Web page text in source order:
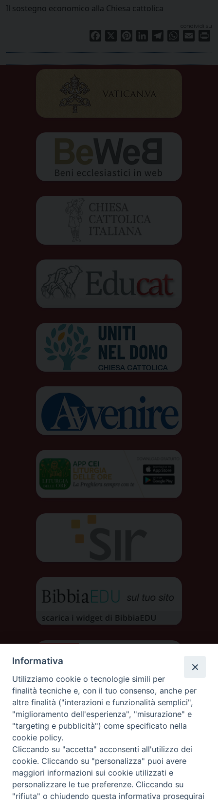
Il sostegno economico alla Chiesa cattolica
condividi su
Facebook PinterestLinkedInTelegramWhatsApp
Email
DIOCESI DI AOSTA
DIOCÈSE D'AOSTE
Rue Mgr de Sales 3/A 11100 Aosta
Informativa
Utilizziamo cookie o tecnologie simili per
finalità tecniche e, con il tuo consenso, anche per
altre finalità ("interazioni e funzionalità semplici",
"miglioramento dell'esperienza", "misurazione" e
"targeting e pubblicità") come specificato nella
cookie policy.
Cliccando su "accetta" acconsenti all'utilizzo dei
cookie. Cliccando su "personalizza" puoi avere
maggiori informazioni sui cookie utilizzati e
personalizzare le tue preferenze. Cliccando su
"rifiuta" o chiudendo questa informativa proseguirai